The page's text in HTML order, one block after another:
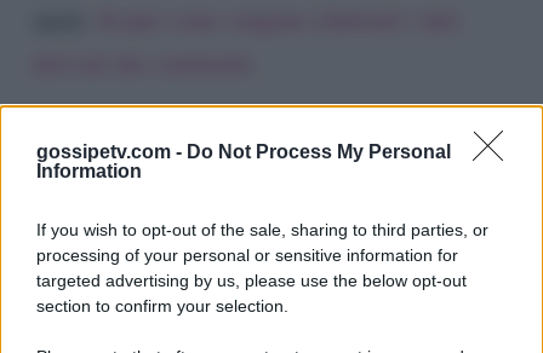
gossipetv.com - Do Not Process My Personal
Information
If you wish to opt-out of the sale, sharing to third parties, or
processing of your personal or sensitive information for
targeted advertising by us, please use the below opt-out
section to confirm your selection.